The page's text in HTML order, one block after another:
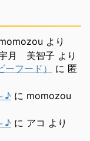
より
月 美智子 より
フード）
に 匿
♪ に momozou
♪ に アコ より